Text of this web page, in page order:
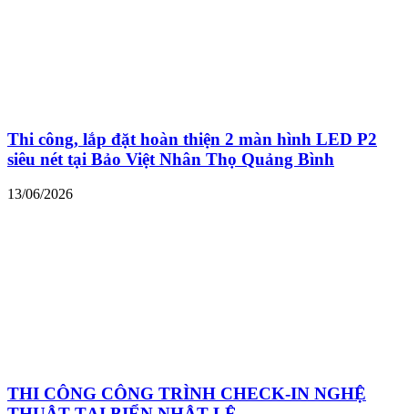
Thi công, lắp đặt hoàn thiện 2 màn hình LED P2
siêu nét tại Bảo Việt Nhân Thọ Quảng Bình
13/06/2026
THI CÔNG CÔNG TRÌNH CHECK-IN NGHỆ